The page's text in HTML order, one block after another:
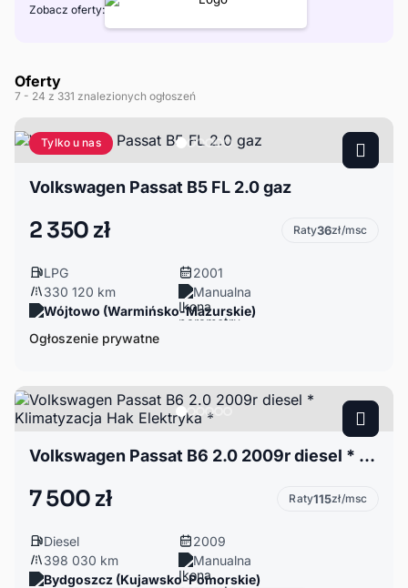
Zobacz oferty:
Oferty
7 - 24 z 331 znalezionych ogłoszeń
Tylko u nas
Volkswagen Passat B5 FL 2.0 gaz
2 350 zł Raty36zł/msc
LPG
2001
330 120 km
Manualna
Wójtowo (Warmińsko-Mazurskie)
Ogłoszenie prywatne
Volkswagen Passat B6 2.0 2009r diesel * Klimatyzacja Hak Elektryka *
7 500 zł Raty115zł/msc
Diesel
2009
398 030 km
Manualna
Bydgoszcz (Kujawsko-Pomorskie)